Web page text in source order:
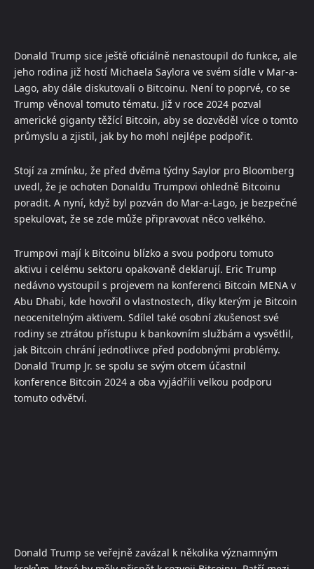
Donald Trump sice ještě oficiálně nenastoupil do funkce, ale
jeho rodina již hostí Michaela Saylora ve svém sídle v Mar-a-
Lago, aby dále diskutovali o Bitcoinu. Není to poprvé, co se
Trump věnoval tomuto tématu. Již v roce 2024 pozval
americké giganty těžící Bitcoin, aby se dozvěděl více o tomto
průmyslu a zjistil, jak by ho mohl nejlépe podpořit.
Stojí za zmínku, že před dvěma týdny Saylor pro Bloomberg
uvedl, že je ochoten Donaldu Trumpovi ohledně Bitcoinu
poradit. A nyní, když byl pozván do Mar-a-Lago, je bezpečné
spekulovat, že se zde může připravovat něco velkého.
Trumpovi mají k Bitcoinu blízko a svou podporu tomuto
aktivu i celému sektoru opakovaně deklarují. Eric Trump
nedávno vystoupil s projevem na konferenci Bitcoin MENA v
Abu Dhabi, kde hovořil o vlastnostech, díky kterým je Bitcoin
neocenitelným aktivem. Sdílel také osobní zkušenost své
rodiny se ztrátou přístupu k bankovním službám a vysvětlil,
jak Bitcoin chrání jednotlivce před podobnými problémy.
Donald Trump Jr. se spolu se svým otcem účastnil
konference Bitcoin 2024 a oba vyjádřili velkou podporu
tomuto odvětví.
Donald Trump se veřejně zavázal k několika významným